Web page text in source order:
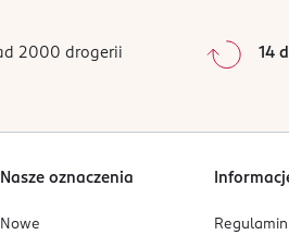
0%
Sortowanie wgdata: od
2000 drogerii 14
Nasze oznaczenia
Nowe